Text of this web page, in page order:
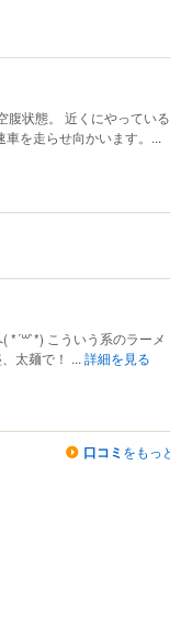
腹状態。 近くにやっている
を走らせ向かいます。...
こういう系のラーメ
太麺で！ ... 詳細を見る
口コミ をもっ